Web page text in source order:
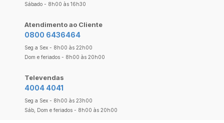
Sábado - 8h00 às 16h30
Atendimento ao Cliente
0800 6436464
Seg a Sex - 8h00 às 22h00
Dom e feriados - 8h00 às 20h00
Televendas
4004 4041
Seg a Sex - 8h00 às 23h00
Sáb, Dom e feriados - 8h00 às 20h00